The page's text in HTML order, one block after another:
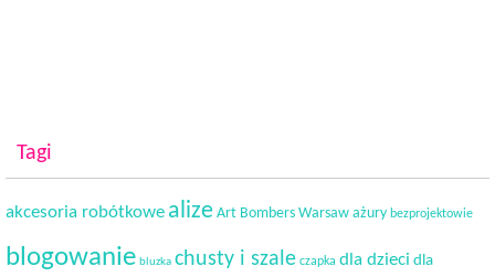
Tagi
akcesoria robótkowe alize Art Bombers Warsaw ażury bezprojektowie
blogowanie bluzka chusty i szale czapka dla dzieci dla